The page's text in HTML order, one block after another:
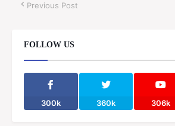
Previous Post
FOLLOW US
300k 360k 306k